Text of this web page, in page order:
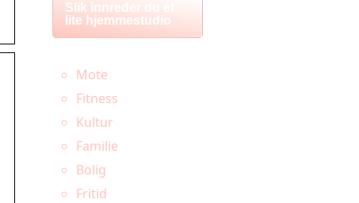
Slik innreder du et
lite hjemmestudio
Mote
Fitness
Kultur
Familie
Bolig
Fritid